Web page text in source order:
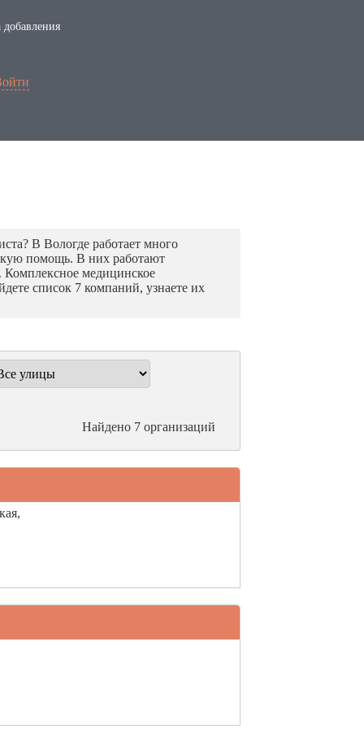
В Вологде работает много
помощь. В них работают
медицинское
список 7 компаний, узнаете их
Найдено 7 организаций